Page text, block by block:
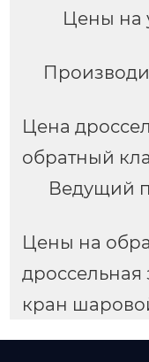
Цены на
Цена
обратный
Ведущий
Цены на
дроссельная
кран